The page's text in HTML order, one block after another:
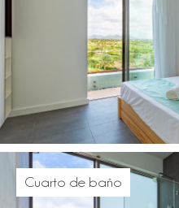
Cuarto de baño